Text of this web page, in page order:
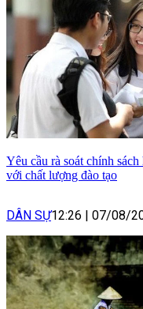
Yêu cầu rà soát chính
với chất lượng đào tạo
DÂN SỰ12:26 | 07/08/